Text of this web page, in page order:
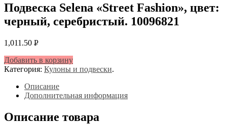
Подвеска Selena «Street Fashion», цвет:
черный, серебристый. 10096821
1,011.50 Р
Добавить в корзину
Категория: Кулоны и подвески.
Описание
Дополнительная информация
Описание товара